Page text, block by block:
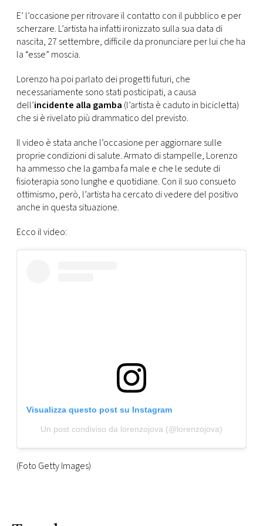
E’ l’occasione per ritrovare il contatto con il pubblico e per
scherzare. L’artista ha infatti ironizzato sulla sua data di
nascita, 27 settembre, difficile da pronunciare per lui che ha
la “esse” moscia.
Lorenzo ha poi parlato dei progetti futuri, che
necessariamente sono stati posticipati, a causa
dell’incidente alla gamba (l’artista è caduto in bicicletta)
che si è rivelato più drammatico del previsto.
Il video è stata anche l’occasione per aggiornare sulle
proprie condizioni di salute. Armato di stampelle, Lorenzo
ha ammesso che la gamba fa male e che le sedute di
fisioterapia sono lunghe e quotidiane. Con il suo consueto
ottimismo, però, l’artista ha cercato di vedere del positivo
anche in questa situazione.
Ecco il video:
Visualizza questo post su Instagram
Un post condiviso da lorenzojova (@lorenzojova)
(Foto Getty Images)